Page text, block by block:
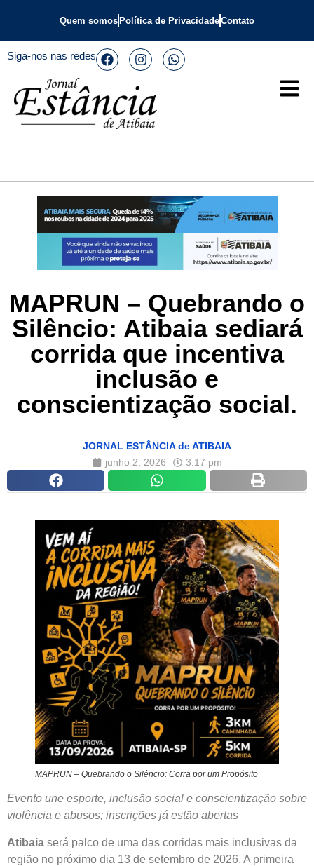
Quem somos Política de PrivacidadeContato
Siga-nos nas redes
MAPRUN – Quebrando o
Silêncio: Atibaia sediará
corrida que incentiva
inclusão e
conscientização social.
JORNAL ESTÂNCIA de ATIBAIA
junho 2, 2026
3:17 pm
MAPRUN – Quebrando o Silêncio: Corra por um Propósito
Evento une esporte, inclusão social e conscientização sobre
violência e abusos; inscrições já estão abertas
Atibaia será palco de uma das corridas mais inclusivas da
região no próximo dia 13 de setembro de 2026. A primeira